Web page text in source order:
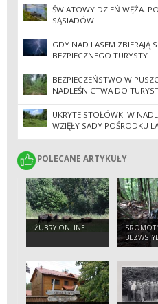
ŚWIATOWY DZIEŃ WĘŻA.
SĄSIADÓW
GDY NAD LASEM ZBIERAJĄ
BEZPIECZNEGO TURYSTY
BEZPIECZEŃSTWO W
NADLEŚNICTWA DO
UKRYTE STOŁÓWKI W
WZIĘŁY SADY POŚRODKU
POLECANE ARTYKUŁY
POLECANE ARTYKUŁY
ŻUBRY ONLINE
(PHALLUS